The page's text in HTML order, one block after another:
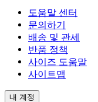
도움말 센터
문의하기
배송 및 관세
반품 정책
사이즈 도움말
사이트맵
내 계정